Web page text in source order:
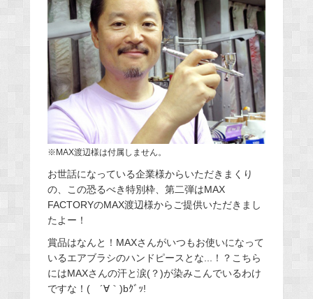
※MAX渡辺様は付属しません。
お世話になっている企業様からいただきまくり
の、この恐るべき特別枠、第二弾はMAX
FACTORYのMAX渡辺様からご提供いただきまし
たよー！
賞品はなんと！MAXさんがいつもお使いになって
いるエアブラシのハンドピースとな...！？こちら
にはMAXさんの汗と涙(？)が染みこんでいるわけ
ですな！( ´∀｀)bｸﾞｯ!